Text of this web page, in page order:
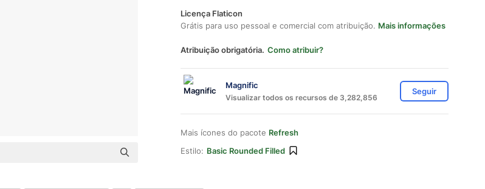
Licença Flaticon
Grátis para uso pessoal e comercial com atribuição. Mais informações
Atribuição obrigatória. Como atribuir?
Magnific
Visualizar todos os recursos de 3,282,856
Seguir
Mais ícones do pacote Refresh
Estilo: Basic Rounded Filled